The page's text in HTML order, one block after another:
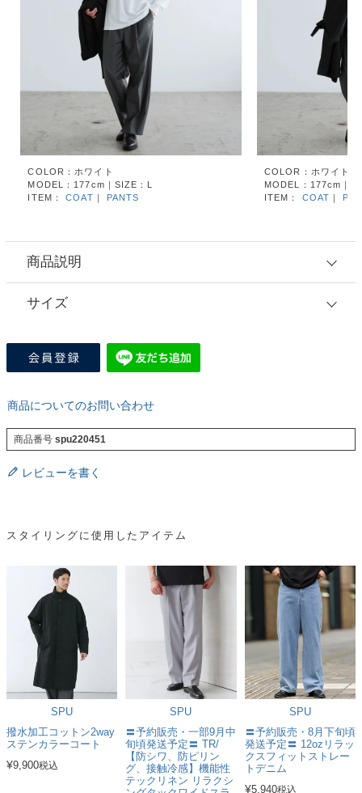
COLOR：ホワイト
MODEL：177cm｜SIZE：L
ITEM：COAT ｜ PANTS
COLOR：ホワイト
MODEL：177cm｜
ITEM： COAT ｜
商品説明
サイズ
商品についてのお問い合わせ
商品番号 spu220451
レビューを書く
スタイリングに使用したアイテム
SPU
撥水加工コットン2way
ステンカラーコート
¥9,900税込
SPU
〓予約販売・一部9月中
旬頃発送予定〓 TR/
【防シワ、防ピリン
グ、接触冷感】機能性
テックリネン リラクシ
SPU
〓予約販売・8月下旬頃
発送予定〓 12ozリラッ
クスフィットストレー
トデニム
¥5,940税込